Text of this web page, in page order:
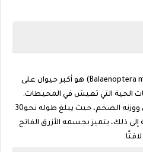
الحوت الأزرق (باللاتينية: Balaenoptera musculus) هو أكبر حيوان على
الحية التي تعيش في المحيطات.
يتميز الحوت الأزرق بحجمه الهائل ووزنه الضخم، حيث يبلغ طوله نحو30
طن. بالإضافة إلى ذلك، يتميز بجسمه الأزرق الفاتح